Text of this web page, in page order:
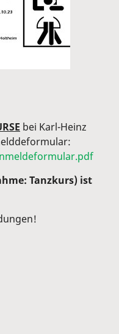
bei Karl-Heinz
Tanzkurs) ist